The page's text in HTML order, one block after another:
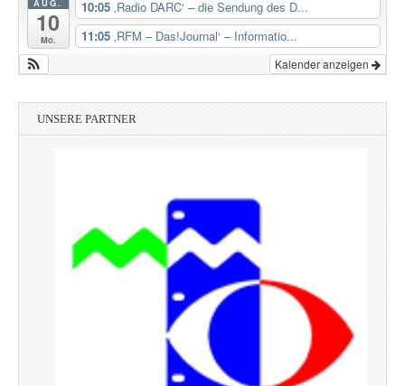
10
Mo.
10:05 ‚Radio DARC‘ – die Sendung des D...
11:05 ‚RFM – Das!Journal‘ – Informatio...
Kalender anzeigen
UNSERE PARTNER